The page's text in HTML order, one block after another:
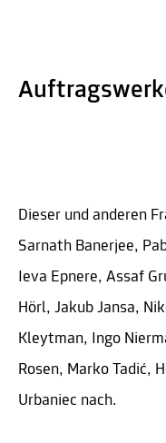
Dieser und anderen
Sarnath Banerjee,
Ieva Epnere, Assaf
Hörl, Jakub Jansa,
Kleytman, Ingo
Rosen, Marko Tadić,
Urbaniec nach.